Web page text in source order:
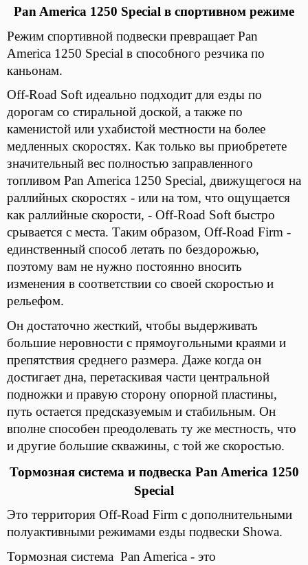
Pan America 1250 Special в спортивном режиме
Режим спортивной подвески превращает Pan
America 1250 Special в способного резчика по
каньонам.
Off-Road Soft идеально подходит для езды по
дорогам со стиральной доской, а также по
каменистой или ухабистой местности на более
медленных скоростях. Как только вы приобретете
значительный вес полностью заправленного
топливом Pan America 1250 Special, движущегося на
раллийных скоростях - или на том, что ощущается
как раллийные скорости, - Off-Road Soft быстро
срывается с места. Таким образом, Off-Road Firm -
единственный способ летать по бездорожью,
поэтому вам не нужно постоянно вносить
изменения в соответствии со своей скоростью и
рельефом.
Он достаточно жесткий, чтобы выдерживать
большие неровности с прямоугольными краями и
препятствия среднего размера. Даже когда он
достигает дна, перетаскивая части центральной
подножки и правую сторону опорной пластины,
путь остается предсказуемым и стабильным. Он
вполне способен преодолевать ту же местность, что
и другие большие скважины, с той же скоростью.
Тормозная система и подвеска Pan America 1250
Special
Это территория Off-Road Firm с дополнительными
полуактивными режимами езды подвески Showa.
Тормозная система Pan America - это